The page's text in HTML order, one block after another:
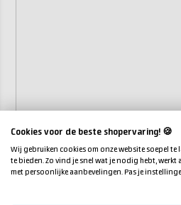
Cookies voor de beste shopervaring! 🍪
Wij gebruiken cookies om onze website soepel
te bieden. Zo vind je snel wat je nodig hebt, werkt
met persoonlijke aanbevelingen. Pas je